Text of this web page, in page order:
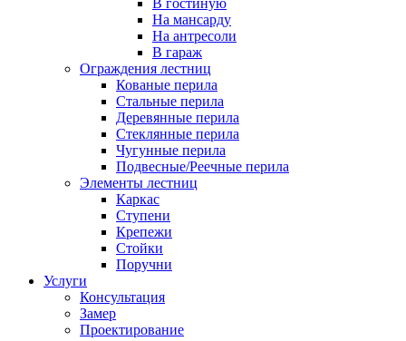
В гостиную
На мансарду
На антресоли
В гараж
Ограждения лестниц
Кованые перила
Стальные перила
Деревянные перила
Стеклянные перила
Чугунные перила
Подвесные/Реечные перила
Элементы лестниц
Каркас
Ступени
Крепежи
Стойки
Поручни
Услуги
Консультация
Замер
Проектирование